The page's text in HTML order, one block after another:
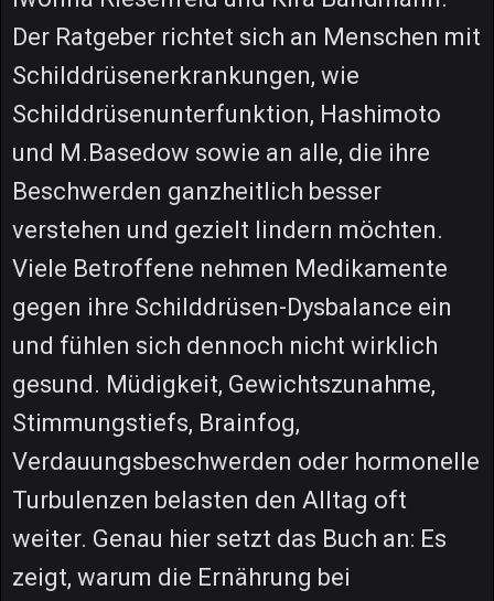
Der Ratgeber richtet sich an Menschen mit
Schilddrüsenerkrankungen, wie
Schilddrüsenunterfunktion, Hashimoto
und M.Basedow sowie an alle, die ihre
Beschwerden ganzheitlich besser
verstehen und gezielt lindern möchten.
Viele Betroffene nehmen Medikamente
gegen ihre Schilddrüsen-Dysbalance ein
und fühlen sich dennoch nicht wirklich
gesund. Müdigkeit, Gewichtszunahme,
Stimmungstiefs, Brainfog,
Verdauungsbeschwerden oder hormonelle
Turbulenzen belasten den Alltag oft
weiter. Genau hier setzt das Buch an: Es
zeigt, warum die Ernährung bei